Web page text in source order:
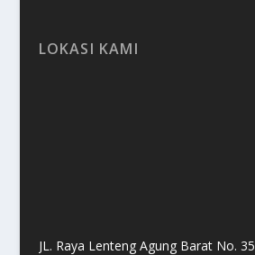
LOKASI KAMI
JL. Raya Lenteng Agung Barat No. 35